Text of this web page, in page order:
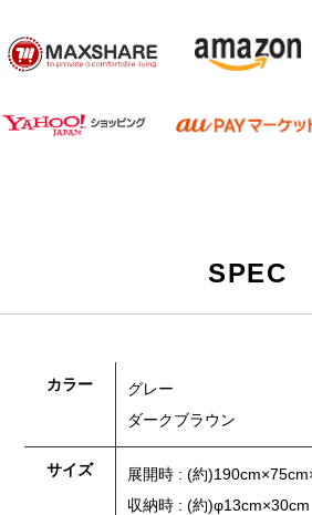
SPEC
カラー
グレー
ダークブラウン
サイズ
展開時 : (約
収納時 : (約)φ13cm×30cm